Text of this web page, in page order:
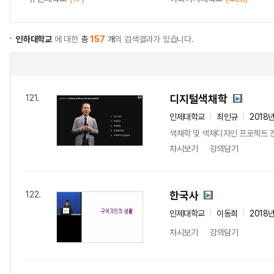
인하대학교 에 대한 총157 개의 검색결과가 있습니다.
121. 디지털색채학
인제대학교 최인규
2018
색채학 및 색채디자인 프로젝트
차시보기
강의담기
122. 한국사
인제대학교 이동희
2018
차시보기
강의담기